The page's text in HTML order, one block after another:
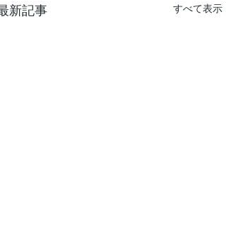
新記事 すべて表示